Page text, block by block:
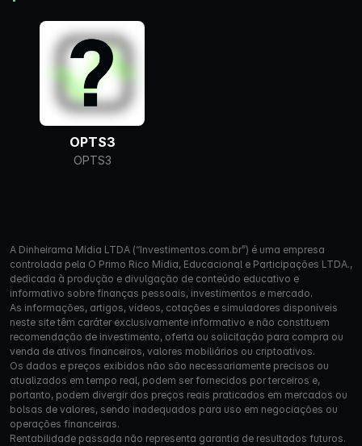
OPTS3
OPTS3
A Dinheirama Mídia LTDA (“Investimentos.com.br”) é uma empresa
controlada pela O Primo Rico Mídia, Educacional e Participações LTDA.,
dedicada à produção e divulgação de conteúdo educativo e
informativo sobre finanças pessoais, investimentos e mercado.
As informações, artigos, vídeos, cotações e simuladores disponíveis
neste site têm caráter exclusivamente informativo e não constituem
recomendação de investimento, oferta ou solicitação para compra ou
venda de ativos financeiros, valores mobiliários ou criptoativos.
Os dados e preços exibidos não são necessariamente precisos ou
atualizados em tempo real, podem ser fornecidos por terceiros e,
portanto, podem divergir dos preços reais praticados em mercados ou
bolsas de valores, sendo inadequados para uso em negociações ou
operações financeiras.
Rentabilidade passada não representa garantia de resultados futuros.